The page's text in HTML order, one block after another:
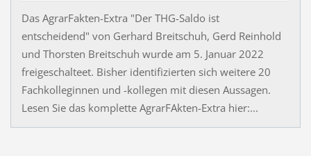
Das AgrarFakten-Extra "Der THG-Saldo ist
entscheidend" von Gerhard Breitschuh, Gerd Reinhold
und Thorsten Breitschuh wurde am 5. Januar 2022
freigeschalteet. Bisher identifizierten sich weitere 20
Fachkolleginnen und -kollegen mit diesen Aussagen.
Lesen Sie das komplette AgrarFAkten-Extra hier:...